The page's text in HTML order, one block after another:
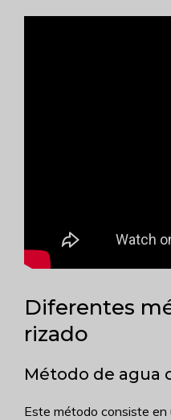
Diferentes
rizado
Método de agua
Este método consiste